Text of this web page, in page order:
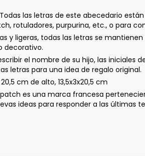
: Todas las letras de este abecedario
rotuladores, purpurina, etc., o para
y ligeras, todas las letras se
decorativo.
escribir el nombre de su hijo, las
letras para una idea de regalo original.
cm de alto, 13,5x3x20,5 cm
es una marca francesa
ideas para responder a las últimas